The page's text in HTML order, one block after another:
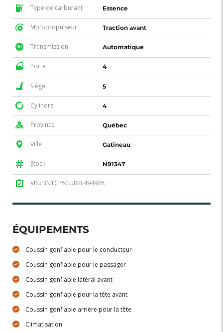
Type de carburant Essence
Motopropulseur Traction avant
Transmission Automatique
Porte 4
Siège 5
Cylindre 4
Province Québec
Ville Gatineau
Stock N91347
VIN: 3N1CP5CU8KL494928
ÉQUIPEMENTS
Coussin gonflable pour le conducteur
Coussin gonflable pour le passager
Coussin gonflable latéral avant
Coussin gonflable pour la tête avant
Coussin gonflable arrière pour la tête
Climatisation